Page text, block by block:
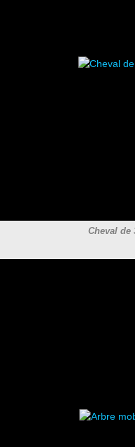
Cheval de